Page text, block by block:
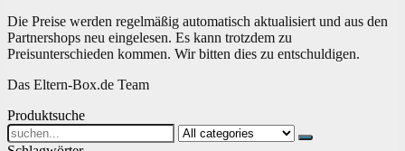
Die Preise werden regelmäßig automatisch aktualisiert und aus den
Partnershops neu eingelesen. Es kann trotzdem zu
Preisunterschieden kommen. Wir bitten dies zu entschuldigen.
Das Eltern-Box.de Team
Produktsuche
Search
for: